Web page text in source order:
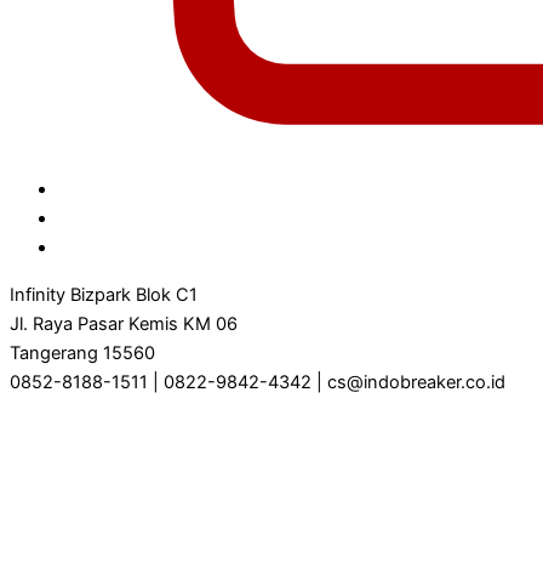
Infinity Bizpark Blok C1
Jl. Raya Pasar Kemis KM 06
Tangerang 15560
0852-8188-1511 | 0822-9842-4342 | cs@indobreaker.co.id